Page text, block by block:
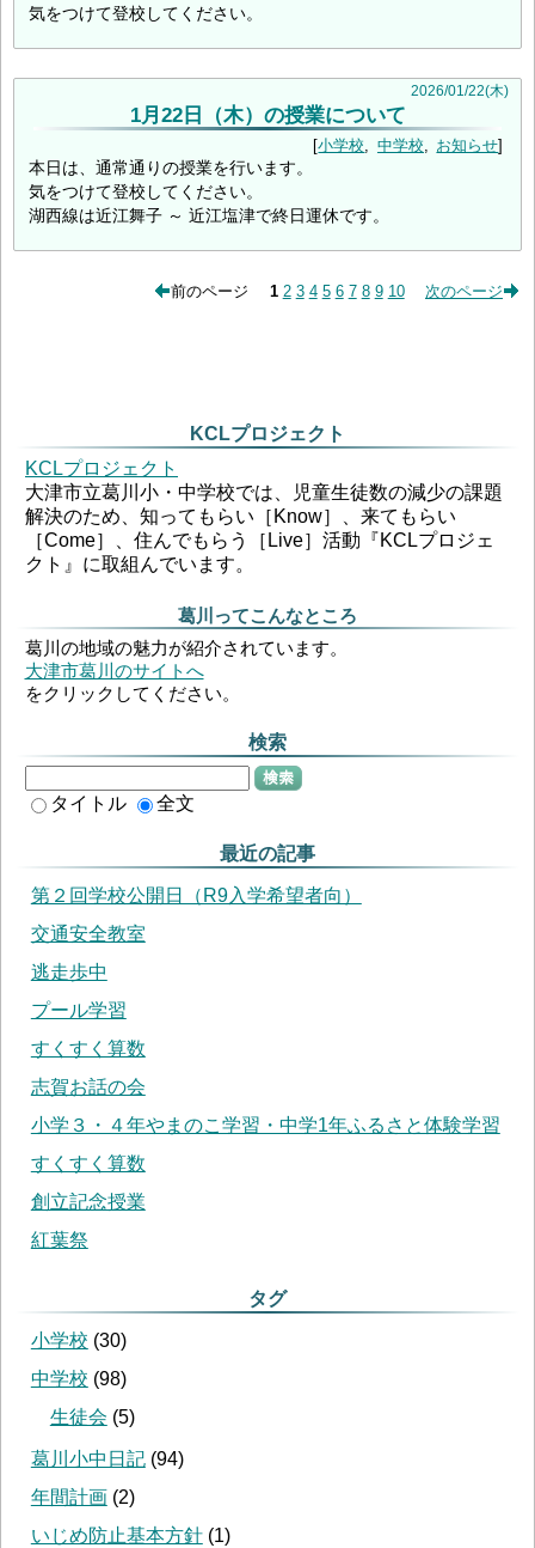
気をつけて登校してください。
2026/01/22(木)
1月22日（木）の授業について
小学校 中学校 お知らせ
本日は、通常通りの授業を行います。
気をつけて登校してください。
湖西線は近江舞子 ～ 近江塩津で終日運休です。
前のページ 1 2 3 4 5 6 7 8 9 10 次のページ
KCLプロジェクト
KCLプロジェクト
大津市立葛川小・中学校では、児童生徒数の減少の課題
解決のため、知ってもらい［Know］、来てもらい
［Come］、住んでもらう［Live］活動『KCLプロジェ
クト』に取組んでいます。
葛川ってこんなところ
葛川の地域の魅力が紹介されています。
大津市葛川のサイトへ
をクリックしてください。
検索
検索
タイトル 全文
最近の記事
第２回学校公開日（R9入学希望者向）
交通安全教室
逃走歩中
プール学習
すくすく算数
志賀お話の会
小学３・４年やまのこ学習・中学1年ふるさと体験学習
すくすく算数
創立記念授業
紅葉祭
タグ
小学校 (30)
中学校 (98)
生徒会 (5)
葛川小中日記 (94)
年間計画 (2)
いじめ防止基本方針 (1)